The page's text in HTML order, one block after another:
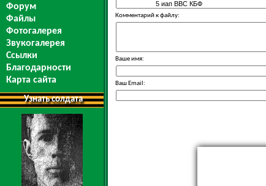
Форум
Файлы
Фотогалерея
Звукогалерея
Ссылки
Благодарности
Карта сайта
Узнать солдата
Комментарий к файлу:
Ваше имя:
Ваш Email: